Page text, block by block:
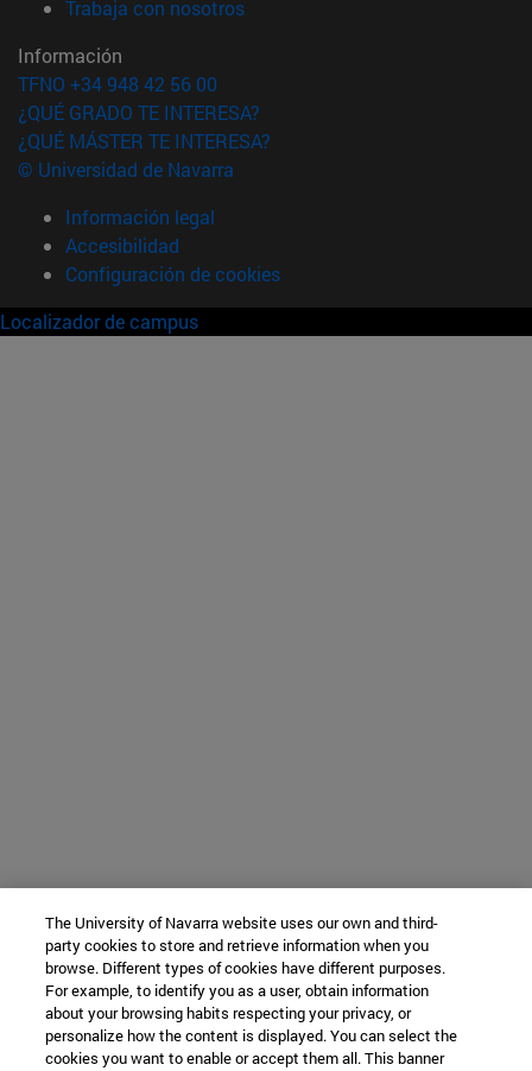
Trabaja con nosotros(abre en nueva ventana)
Información
TFNO +34 948 42 56 00
¿QUÉ GRADO TE INTERESA?
¿QUÉ MÁSTER TE INTERESA?
© Universidad de Navarra
Información legal
Accesibilidad
Configuración de cookies
Localizador de campus
The University of Navarra website uses our own and third-
party cookies to store and retrieve information when you
browse. Different types of cookies have different purposes.
For example, to identify you as a user, obtain information
about your browsing habits respecting your privacy, or
personalize how the content is displayed. You can select the
cookies you want to enable or accept them all. This banner